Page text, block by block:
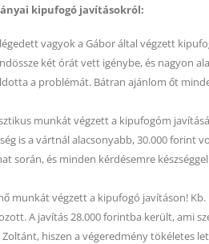
kipufogó javításokról:
vagyok a Gábor által végzett
két órát vett igénybe, és nagyon
a problémát. Bátran ajánlom őt
munkát végzett a kipufogóm
is a vártnál alacsonyabb, 30.000 forint
során, és minden kérdésemre
munkát végzett a kipufogó javításon!
A javítás 28.000 forintba került, ami
hiszen a végeredmény tökéletes